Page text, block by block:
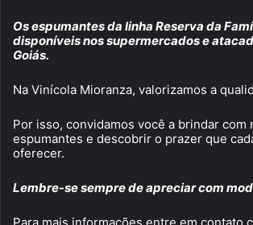
Os espumantes da linha Reserva da
disponíveis nos supermercados e
Goiás.
Na Vinícola Mioranza, valorizamos a
Por isso, convidamos você a brindar com
espumantes e descobrir o prazer que
oferecer.
Lembre-se sempre de apreciar com